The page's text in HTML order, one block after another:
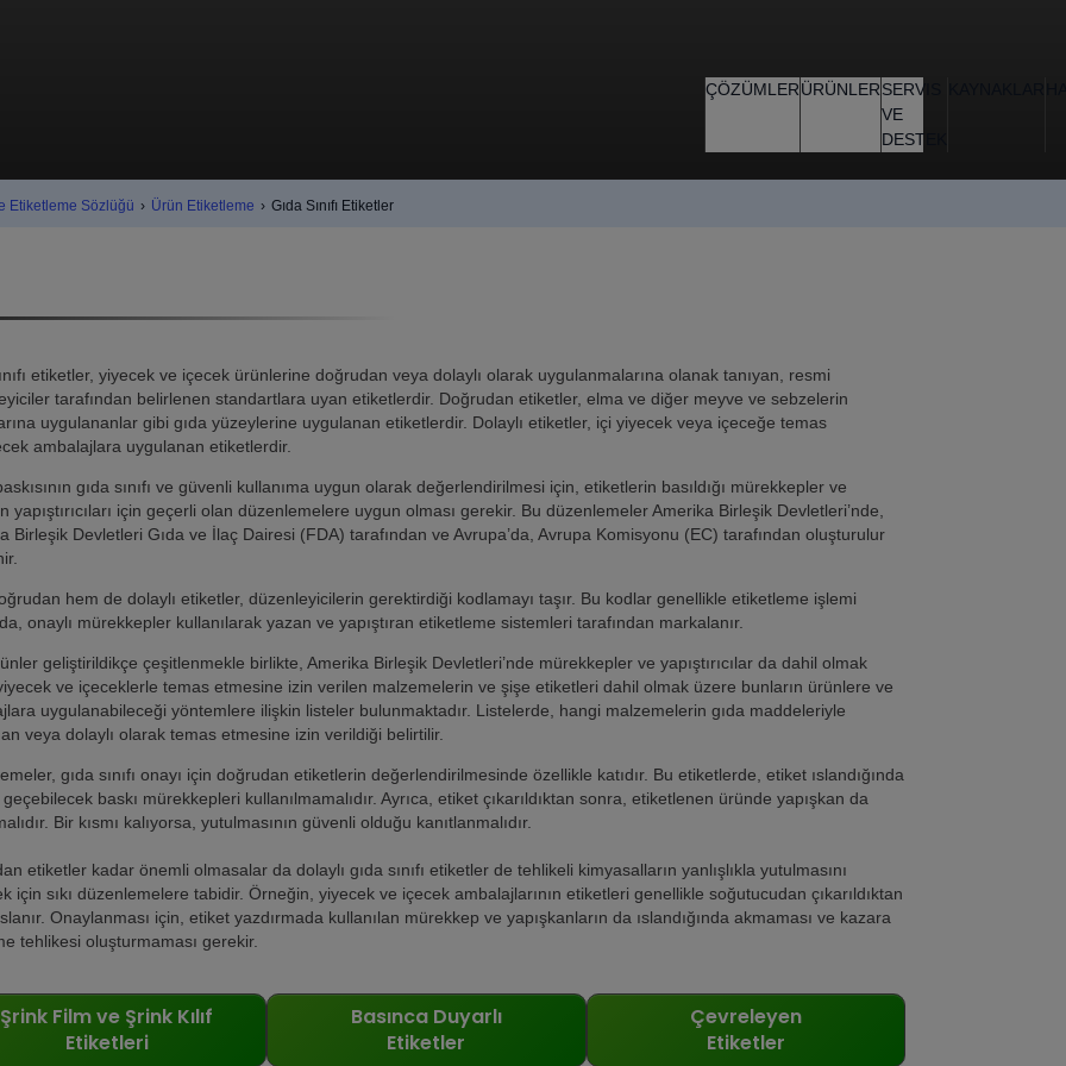
ÇÖZÜMLERÜRÜNLERSERVIS
VE
DESTEK
Etiketleme Sözlüğü › Ürün Etiketleme › Gıda Sınıfı Etiketler
etiketler, yiyecek ve içecek ürünlerine doğrudan veya dolaylı olarak uygulanmalarına olanak tanıyan, resmi
tarafından belirlenen standartlara uyan etiketlerdir. Doğrudan etiketler, elma ve diğer meyve ve sebzelerin
uygulananlar gibi gıda yüzeylerine uygulanan etiketlerdir. Dolaylı etiketler, içi yiyecek veya içeceğe temas
ambalajlara uygulanan etiketlerdir.
gıda sınıfı ve güvenli kullanıma uygun olarak değerlendirilmesi için, etiketlerin basıldığı mürekkepler ve
yapıştırıcıları için geçerli olan düzenlemelere uygun olması gerekir. Bu düzenlemeler Amerika Birleşik Devletleri’nde,
Birleşik Devletleri Gıda ve İlaç Dairesi (FDA) tarafından ve Avrupa’da, Avrupa Komisyonu (EC) tarafından oluşturulur
hem de dolaylı etiketler, düzenleyicilerin gerektirdiği kodlamayı taşır. Bu kodlar genellikle etiketleme işlemi
onaylı mürekkepler kullanılarak yazan ve yapıştıran etiketleme sistemleri tarafından markalanır.
geliştirildikçe çeşitlenmekle birlikte, Amerika Birleşik Devletleri’nde mürekkepler ve yapıştırıcılar da dahil olmak
ve içeceklerle temas etmesine izin verilen malzemelerin ve şişe etiketleri dahil olmak üzere bunların ürünlere ve
uygulanabileceği yöntemlere ilişkin listeler bulunmaktadır. Listelerde, hangi malzemelerin gıda maddeleriyle
veya dolaylı olarak temas etmesine izin verildiği belirtilir.
gıda sınıfı onayı için doğrudan etiketlerin değerlendirilmesinde özellikle katıdır. Bu etiketlerde, etiket ıslandığında
geçebilecek baskı mürekkepleri kullanılmamalıdır. Ayrıca, etiket çıkarıldıktan sonra, etiketlenen üründe yapışkan da
Bir kısmı kalıyorsa, yutulmasının güvenli olduğu kanıtlanmalıdır.
etiketler kadar önemli olmasalar da dolaylı gıda sınıfı etiketler de tehlikeli kimyasalların yanlışlıkla yutulmasını
için sıkı düzenlemelere tabidir. Örneğin, yiyecek ve içecek ambalajlarının etiketleri genellikle soğutucudan çıkarıldıktan
Onaylanması için, etiket yazdırmada kullanılan mürekkep ve yapışkanların da ıslandığında akmaması ve kazara
tehlikesi oluşturmaması gerekir.
Şrink Film ve Şrink Kılıf
Etiketleri
Basınca Duyarlı
Etiketler
Çevreleyen
Etiketler